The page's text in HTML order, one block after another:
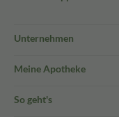
Unternehmen
Meine Apotheke
So geht's